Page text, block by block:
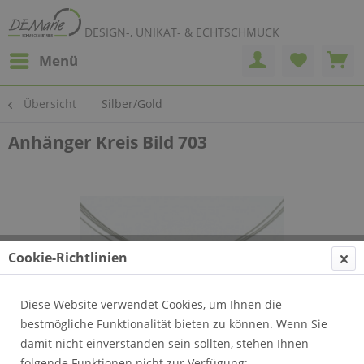
DESIGN-, UNIKAT- & ECHTSCHMUCK
Menü
Übersicht Silber/Gold
Anhänger Kreis Bild 703
Cookie-Richtlinien
Diese Website verwendet Cookies, um Ihnen die
bestmögliche Funktionalität bieten zu können. Wenn Sie
damit nicht einverstanden sein sollten, stehen Ihnen